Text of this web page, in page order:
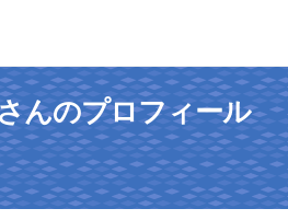
んのプロフィール